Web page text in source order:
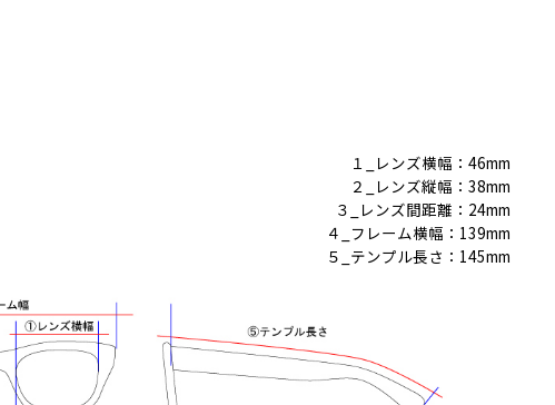
１_レンズ横幅：46mm
２_レンズ縦幅：38mm
３_レンズ間距離：24mm
４_フレーム横幅：139mm
５_テンプル長さ：145mm